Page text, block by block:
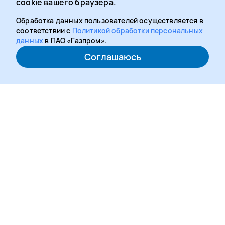
Обработка данных пользователей осуществляется в
соответствии с Политикой обработки персональных
данных в ПАО «Газпром».
Соглашаюсь